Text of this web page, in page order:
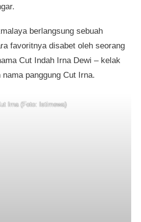
berlangsung sebuah
favoritnya disabet oleh seorang
Cut Indah Irna Dewi – kelak
panggung Cut Irna.
Irna (Foto: Istimewa)